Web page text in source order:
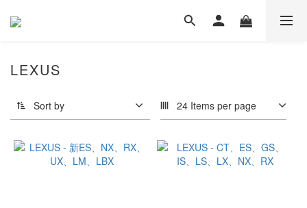
LEXUS
Sort by 24 Items per page